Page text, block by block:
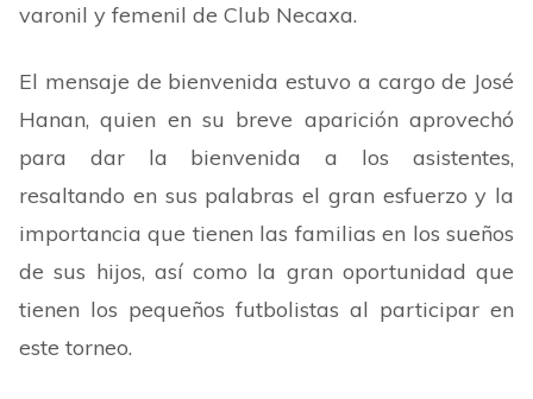
varonil y femenil de Club Necaxa.
El mensaje de bienvenida estuvo a cargo de José
Hanan, quien en su breve aparición aprovechó
para dar la bienvenida a los asistentes,
resaltando en sus palabras el gran esfuerzo y la
importancia que tienen las familias en los sueños
de sus hijos, así como la gran oportunidad que
tienen los pequeños futbolistas al participar en
este torneo.